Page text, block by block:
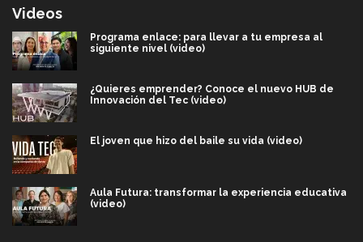
Videos
Programa enlace: para llevar a tu empresa al
siguiente nivel (video)
¿Quieres emprender? Conoce el nuevo HUB de
Innovación del Tec (video)
El joven que hizo del baile su vida (video)
Aula Futura: transformar la experiencia educativa
(video)